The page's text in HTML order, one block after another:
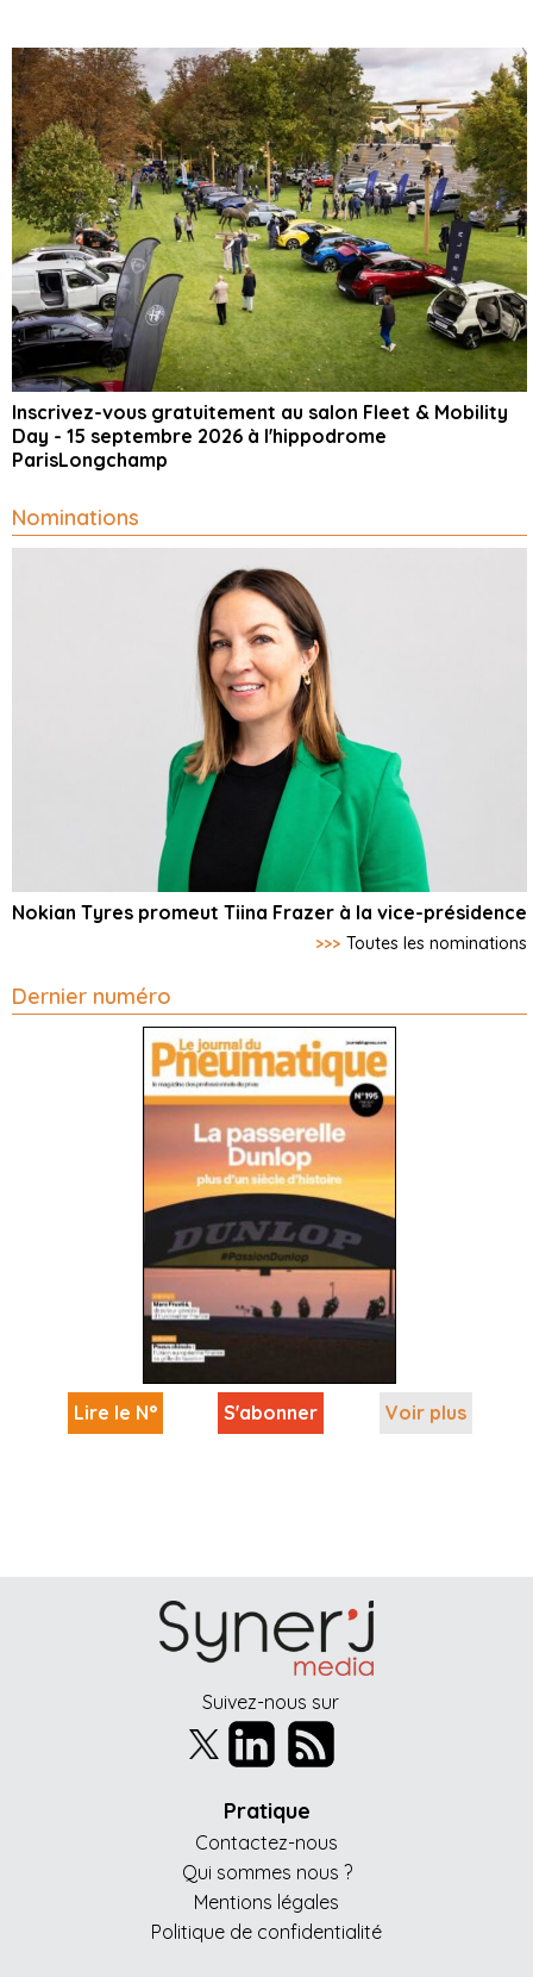
Inscrivez-vous gratuitement au salon Fleet & Mobility
Day - 15 septembre 2026 à l'hippodrome
ParisLongchamp
Nominations
Nokian Tyres promeut Tiina Frazer à la vice-présidence
>>> Toutes les nominations
Dernier numéro
Lire le N° S'abonner Voir plus
Suivez-nous sur
Pratique
Contactez-nous
Qui sommes nous ?
Mentions légales
Politique de confidentialité